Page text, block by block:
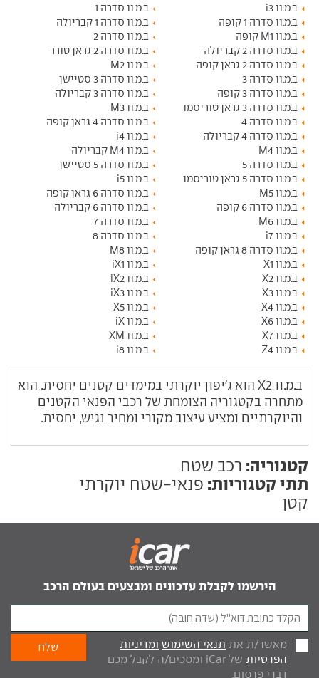
ב.מ.וו i3
ב.מ.וו סדרה 1
ב.מ.וו סדרה 1 קופה
ב.מ.וו סדרה 1 קבריולה
ב.מ.וו M1 קופה
ב.מ.וו סדרה 2
ב.מ.וו סדרה 2 קבריולה
ב.מ.וו סדרה 2 גראן טורר
ב.מ.וו סדרה 2 גראן קופה
ב.מ.וו M2
ב.מ.וו סדרה 3
ב.מ.וו סדרה 3 סטיישן
ב.מ.וו סדרה 3 קופה
ב.מ.וו סדרה 3 קבריולה
ב.מ.וו סדרה 3 גראן טוריסמו
ב.מ.וו M3
ב.מ.וו סדרה 4
ב.מ.וו סדרה 4 גראן קופה
ב.מ.וו סדרה 4 קבריולה
ב.מ.וו i4
ב.מ.וו M4
ב.מ.וו M4 קבריולה
ב.מ.וו סדרה 5
ב.מ.וו סדרה 5 סטיישן
ב.מ.וו סדרה 5 גראן טוריסמו
ב.מ.וו i5
ב.מ.וו M5
ב.מ.וו סדרה 6 גראן קופה
ב.מ.וו סדרה 6 קופה
ב.מ.וו סדרה 6 קבריולה
ב.מ.וו M6
ב.מ.וו סדרה 7
ב.מ.וו i7
ב.מ.וו סדרה 8
ב.מ.וו סדרה 8 גראן קופה
ב.מ.וו M8
ב.מ.וו X1
ב.מ.וו iX1
ב.מ.וו X2
ב.מ.וו iX2
ב.מ.וו X3
ב.מ.וו iX3
ב.מ.וו X4
ב.מ.וו X5
ב.מ.וו X6
ב.מ.וו iX
ב.מ.וו X7
ב.מ.וו XM
ב.מ.וו Z4
ב.מ.וו i8
ב.מ.וו X2 הוא ג'יפון יוקרתי במימדים קטנים יחסית. הוא
מתחרה בקטגוריה הצומחת של רכבי הפנאי הקטנים
והיוקרתיים ומציע עיצוב מקורי ומחיר נגיש, יחסית.
קטגוריה: רכב שטח
תתי קטגוריות: פנאי-שטח יוקרתי
קטן
הירשמו לקבלת עדכונים ומבצעים בעולם הרכב
מאשר/ת את תנאי השימוש ומדיניות
הפרטיות
של iCar ומסכים/ה לקבל מכם
דברי פרסום.